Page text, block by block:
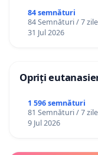
84 semnături
84 Semnături / 7 zile
31 Jul 2026
Opriți
1 596 semnături
81 Semnături / 7 zile
9 Jul 2026